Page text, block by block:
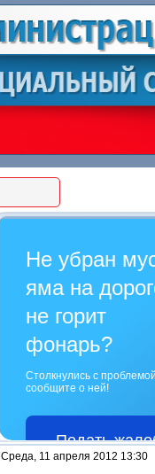
Не убран
яма на
не горит
фонарь?
Столкнулись с
сообщите о ней!
Подать
Среда, 11 апреля 2012 13:30